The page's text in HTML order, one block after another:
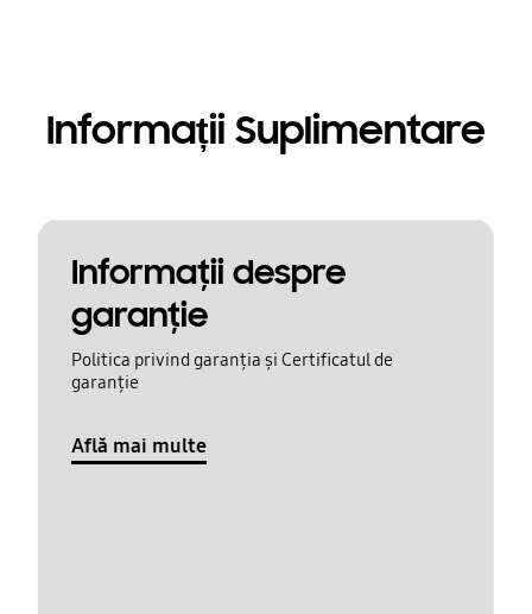
Informații Suplimentare
Informaţii despre
garanţie
Politica privind garanția și Certificatul de
garanție
Află mai multe